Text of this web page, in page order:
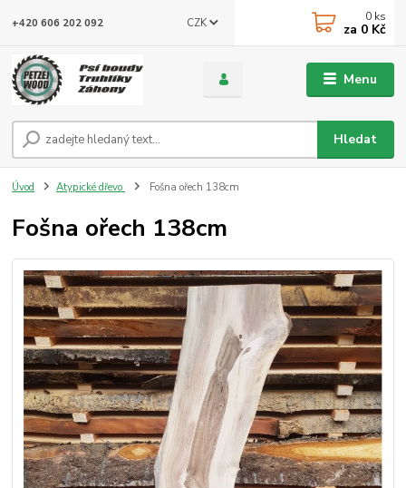
Menu
CZK
Hledat
+420 606 202 092 0 ks
za 0 Kč
Úvod Atypické dřevo Fošna ořech 138cm
Fošna ořech 138cm